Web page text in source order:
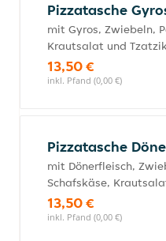
Pizzatasche
mit Gyros, Zwiebeln,
Krautsalat und
13,50 €
inkl. Pfand (0,00 €)
Pizzatasche
mit Dönerfleisch,
Schafskäse,
13,50 €
inkl. Pfand (0,00 €)